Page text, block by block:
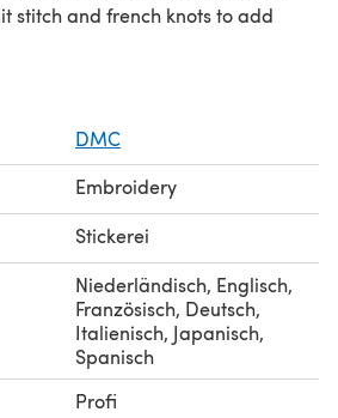
stitch and french knots to add
DMC
Embroidery
Stickerei
Niederländisch, Englisch,
Französisch, Deutsch,
Italienisch, Japanisch,
Spanisch
Profi